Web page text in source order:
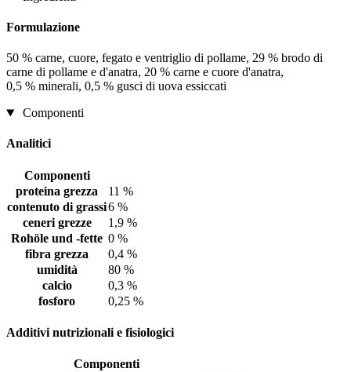
Formulazione
50 % carne, cuore, fegato e ventriglio di pollame, 29 % brodo di
carne di pollame e d'anatra, 20 % carne e cuore d'anatra,
0,5 % minerali, 0,5 % gusci di uova essiccati
Componenti
Analitici
Componenti
proteina grezza
11 %
contenuto di grassi6 %
ceneri grezze
1,9 %
Rohöle und -fette 0 %
fibra grezza
0,4 %
umidità
80 %
calcio
0,3 %
fosforo
0,25 %
Additivi nutrizionali e fisiologici
Componenti